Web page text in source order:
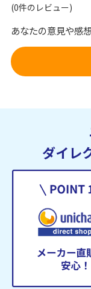
(0件のレビュー)
あなたの意見や感
ダイレ